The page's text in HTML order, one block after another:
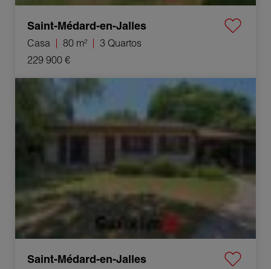
Saint-Médard-en-Jalles
Casa 80 m²
3 Quartos
229 900 €
Venda Casa Saint-Médard-en-Jalles 4 Quartos 91 m²
Saint-Médard-en-Jalles